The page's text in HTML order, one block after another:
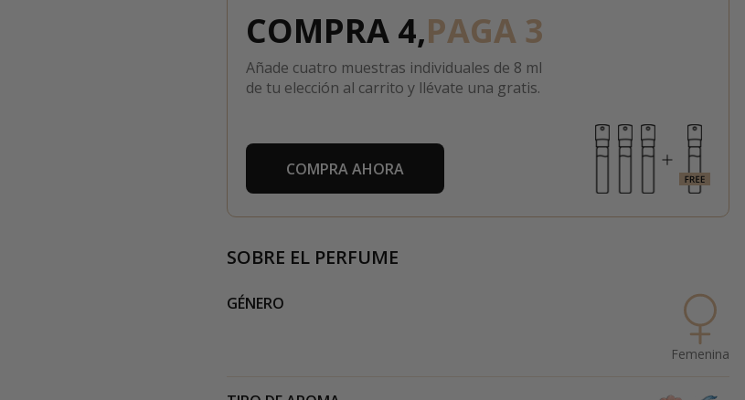
COMPRA 4,PAGA 3
Añade cuatro muestras individuales de 8 ml
de tu elección al carrito y llévate una gratis.
COMPRA AHORA
SOBRE EL PERFUME
GÉNERO
Femenina